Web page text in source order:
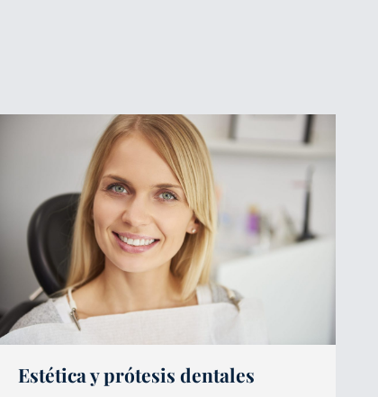
Estética y prótesis dentales